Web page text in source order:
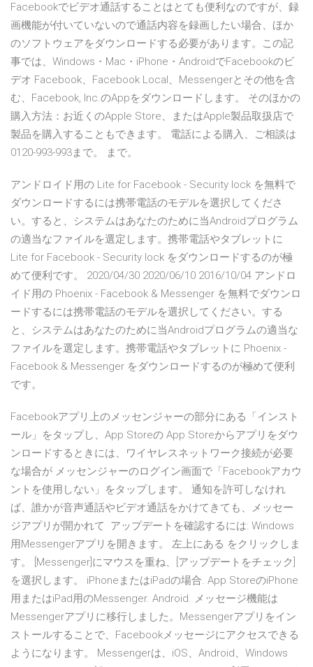
Facebookでビデオ通話することはとても便利なのですが、録
画機能が付いていないので通話内容を録画したい場合、ほか
のソフトウェアをダウンロードする必要があります。この記
事では、Windows・Mac・iPhone・AndroidでFacebookのビ
デオ Facebook、Facebook Local、Messengerとその他を含
む、Facebook, Inc.のAppをダウンロードします。 そのほかの
購入方法：お近くのApple Store、またはApple製品取扱店で
製品を購入することもできます。 電話による購入、ご相談は
0120-993-993まで。 まで。
アンドロイド用の Lite for Facebook - Security lock を無料で
ダウンロードするには携帯電話のモデルを選択してくださ
い。すると、システムはあなたのために当Androidプログラム
の適当なファイルを選定します。携帯電話やタブレットに
Lite for Facebook - Security lock をダウンロードするのが極
めて便利です。 2020/04/30 2020/06/10 2016/10/04 アンドロ
イド用の Phoenix - Facebook & Messenger を無料でダウンロ
ードするには携帯電話のモデルを選択してください。する
と、システムはあなたのために当Androidプログラムの適当な
ファイルを選定します。携帯電話やタブレットに Phoenix -
Facebook & Messenger をダウンロードするのが極めて便利
です。
Facebookアプリ上のメッセンジャーの部分にある「インスト
ール」をタップし、App Storeの App Storeからアプリをダウ
ンロードするときには、ワイヤレスネットワーク接続が必要
な場合が メッセンジャーのログイン画面で「Facebookアカウ
ントを使用しない」をタップします。 通知を許可しなけれ
ば、誰かが音声通話やビデオ通話をかけてきても、メッセー
ジアプリが開かれて アップデートを確認するには: Windows
用Messengerアプリを開きます。 左上にある をクリックしま
す。 [Messenger]にマウスを重ね、[アップデートをチェック]
を選択します。 iPhoneまたはiPadの場合. App StoreのiPhone
用またはiPad用のMessenger. Android. メッセージ機能は
Messengerアプリに移行しました。Messengerアプリをイン
ストールすることで、Facebookメッセージにアクセスできる
ようになります。 Messengerは、iOS、Android、Windows